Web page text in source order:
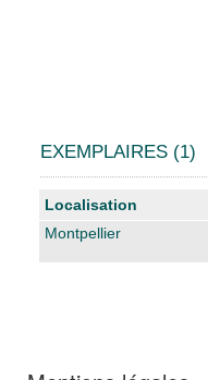
EXEMPLAIRES (1)
Liste des exemplaires
Localisation
Montpellier